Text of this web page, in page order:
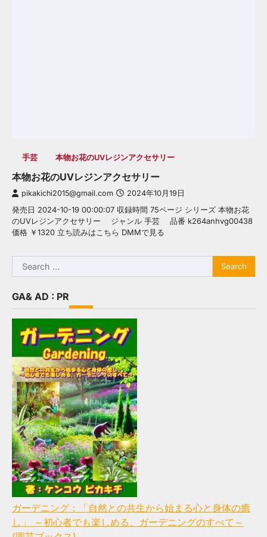
手芸 本物お花のUVレジンアクセサリー
本物お花のUVレジンアクセサリー
pikakichi2015@gmail.com 2024年10月19日
発売日 2024-10-19 00:00:07 収録時間 75ページ シリーズ 本物お花
のUVレジンアクセサリー ジャンル 手芸 品番 k264anhvg00438
価格 ￥1320 立ち読みはこちら DMMで見る
Search
for:
GA& AD : PR
ガーデニング：「自然との共生から始まる心と身体の癒
し」 ～初心者でも楽しめる、ガーデニングのすべて～